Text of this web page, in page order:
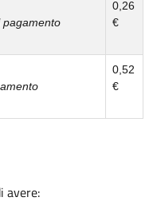
pagamento
0,26
€
0,52
€
avere: